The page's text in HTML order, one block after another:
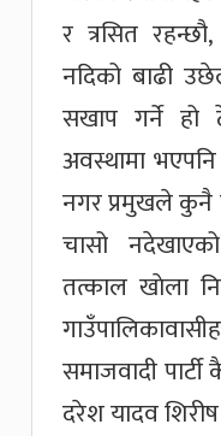
र त्रसित
नदिको बाढी
सखाप गर्ने हो
अवस्थामा
नगर प्रमुखले कुनै
चासो
तत्काल खाेला
समाजवादी
दरेश यादव